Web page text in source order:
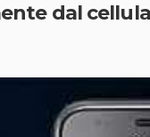
dal